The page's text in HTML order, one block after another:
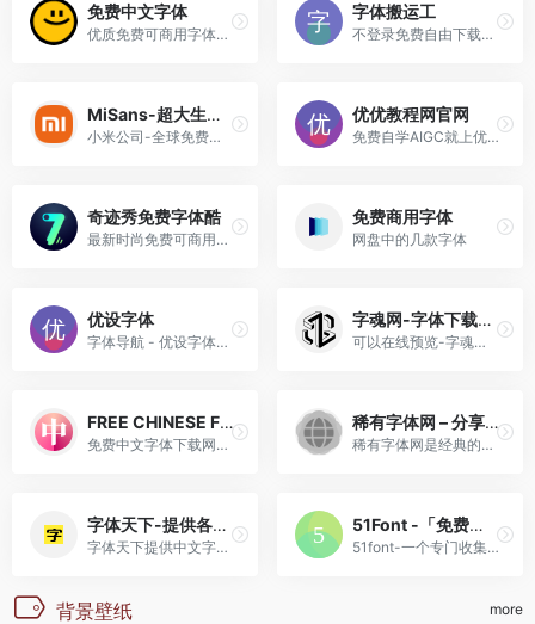
免费中文字体
优质免费可商用字体大全
字体搬运工
不登录免费自由下载商用字体
MiSans-超大生僻字库
小米公司-全球免费商用字体
优优教程网官网
免费自学AIGC就上优优网-Midj...
奇迹秀免费字体酷
最新时尚免费可商用字体网盘下载
免费商用字体
网盘中的几款字体
优设字体
字体导航 - 优设字体导航 - ...
字魂网-字体下载_免费字体下载_商用字体设计定制-
可以在线预览-字魂网(izihun.com)是提供商...
FREE CHINESE FONTS
免费中文字体下载网站，网站...
稀有字体网 – 分享稀有字体下载的网站
稀有字体网是经典的字体库下...
字体天下-提供各类字体的免费下载和在线预览服务
字体天下提供中文字体、手写...
51Font -「免费字体发布平台」为您第一时间发布商用免费字体开源字体
51font-一个专门收集全球高精...
背景壁纸 more